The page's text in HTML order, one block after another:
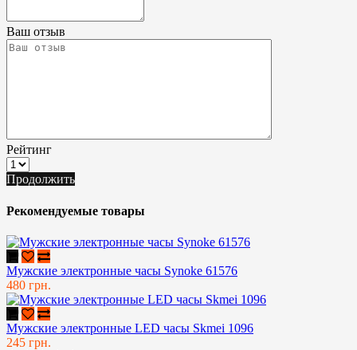
Ваш отзыв
Рейтинг
Продолжить
Рекомендуемые товары
Мужские электронные часы Synoke 61576
480 грн.
Мужские электронные LED часы Skmei 1096
245 грн.